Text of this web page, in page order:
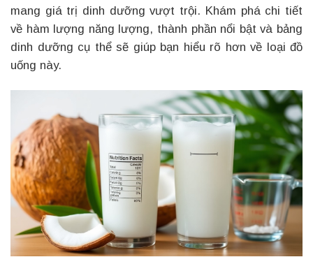
mang giá trị dinh dưỡng vượt trội. Khám phá chi tiết
về hàm lượng năng lượng, thành phần nổi bật và bảng
dinh dưỡng cụ thể sẽ giúp bạn hiểu rõ hơn về loại đồ
uống này.